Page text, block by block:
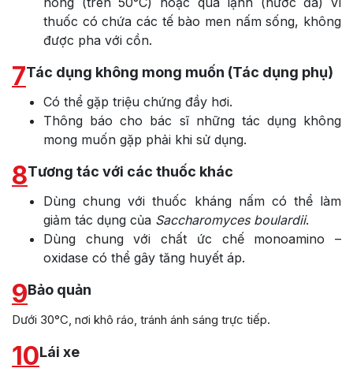
thuốc có chứa các tế bào men nấm sống, không
được pha với cồn.
7Tác dụng không mong muốn (Tác dụng phụ)
Có thể gặp triệu chứng đầy hơi.
Thông báo cho bác sĩ những tác dụng không
mong muốn gặp phải khi sử dụng.
8Tương tác với các thuốc khác
Dùng chung với thuốc kháng nấm có thể làm
giảm tác dụng của Saccharomyces boulardii.
Dùng chung với chất ức chế monoamino –
oxidase có thể gây tăng huyết áp.
9Bảo quản
Dưới 30°C, nơi khô ráo, tránh ánh sáng trực tiếp.
10Lái xe